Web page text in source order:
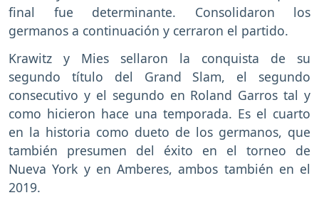
final fue determinante. Consolidaron los
germanos a continuación y cerraron el partido.
Krawitz y Mies sellaron la conquista de su
segundo título del Grand Slam, el segundo
consecutivo y el segundo en Roland Garros tal y
como hicieron hace una temporada. Es el cuarto
en la historia como dueto de los germanos, que
también presumen del éxito en el torneo de
Nueva York y en Amberes, ambos también en el
2019.